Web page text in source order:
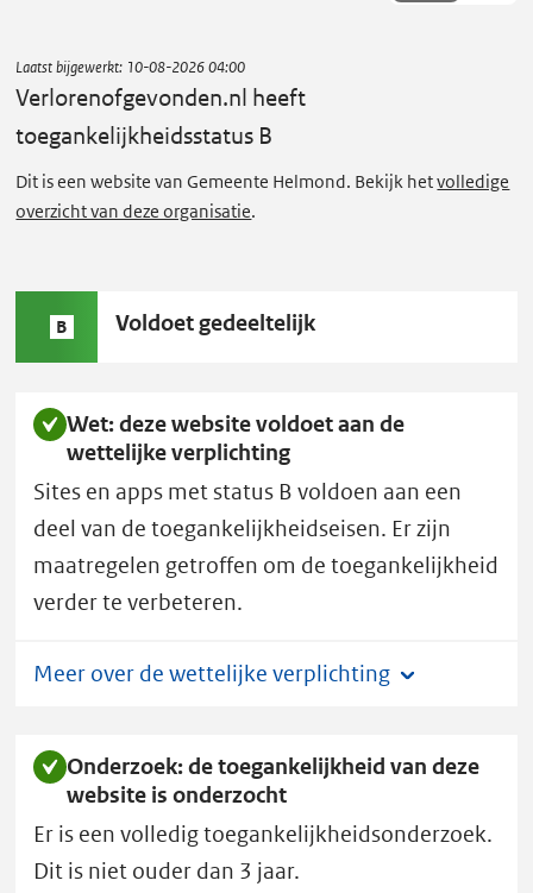
o
f
g
v
o
d
n
heeft
toegankelijkheidsstatus
B.
Laatst bijgewerkt: 10-08-2026 04:00
Verlorenofgevonden.nl heeft
toegankelijkheidsstatus B
Dit is een website van Gemeente Helmond. Bekijk hetvolledige
overzicht van deze organisatie.
Status
Voldoet gedeeltelijk
B
Wet: deze website voldoet aan de
wettelijke verplichting
Sites en apps met status B voldoen aan een
deel van de toegankelijkheidseisen. Er zijn
maatregelen getroffen om de toegankelijkheid
verder te verbeteren.
Meer over de wettelijke verplichting
Onderzoek: de toegankelijkheid van deze
website is onderzocht
Er is een volledig toegankelijkheidsonderzoek.
Dit is niet ouder dan 3 jaar.